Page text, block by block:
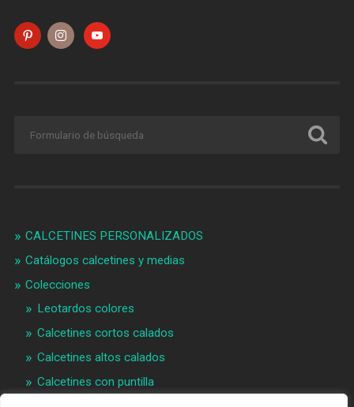
CALCETINES PERSONALIZADOS
Catálogos calcetines y medias
Colecciones
Leotardos colores
Calcetines cortos calados
Calcetines altos calados
Calcetines con puntilla